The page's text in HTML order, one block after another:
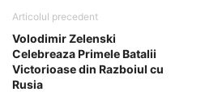
Articolul precedent
Volodimir Zelenski
Celebreaza Primele Batalii
Victorioase din Razboiul cu
Rusia